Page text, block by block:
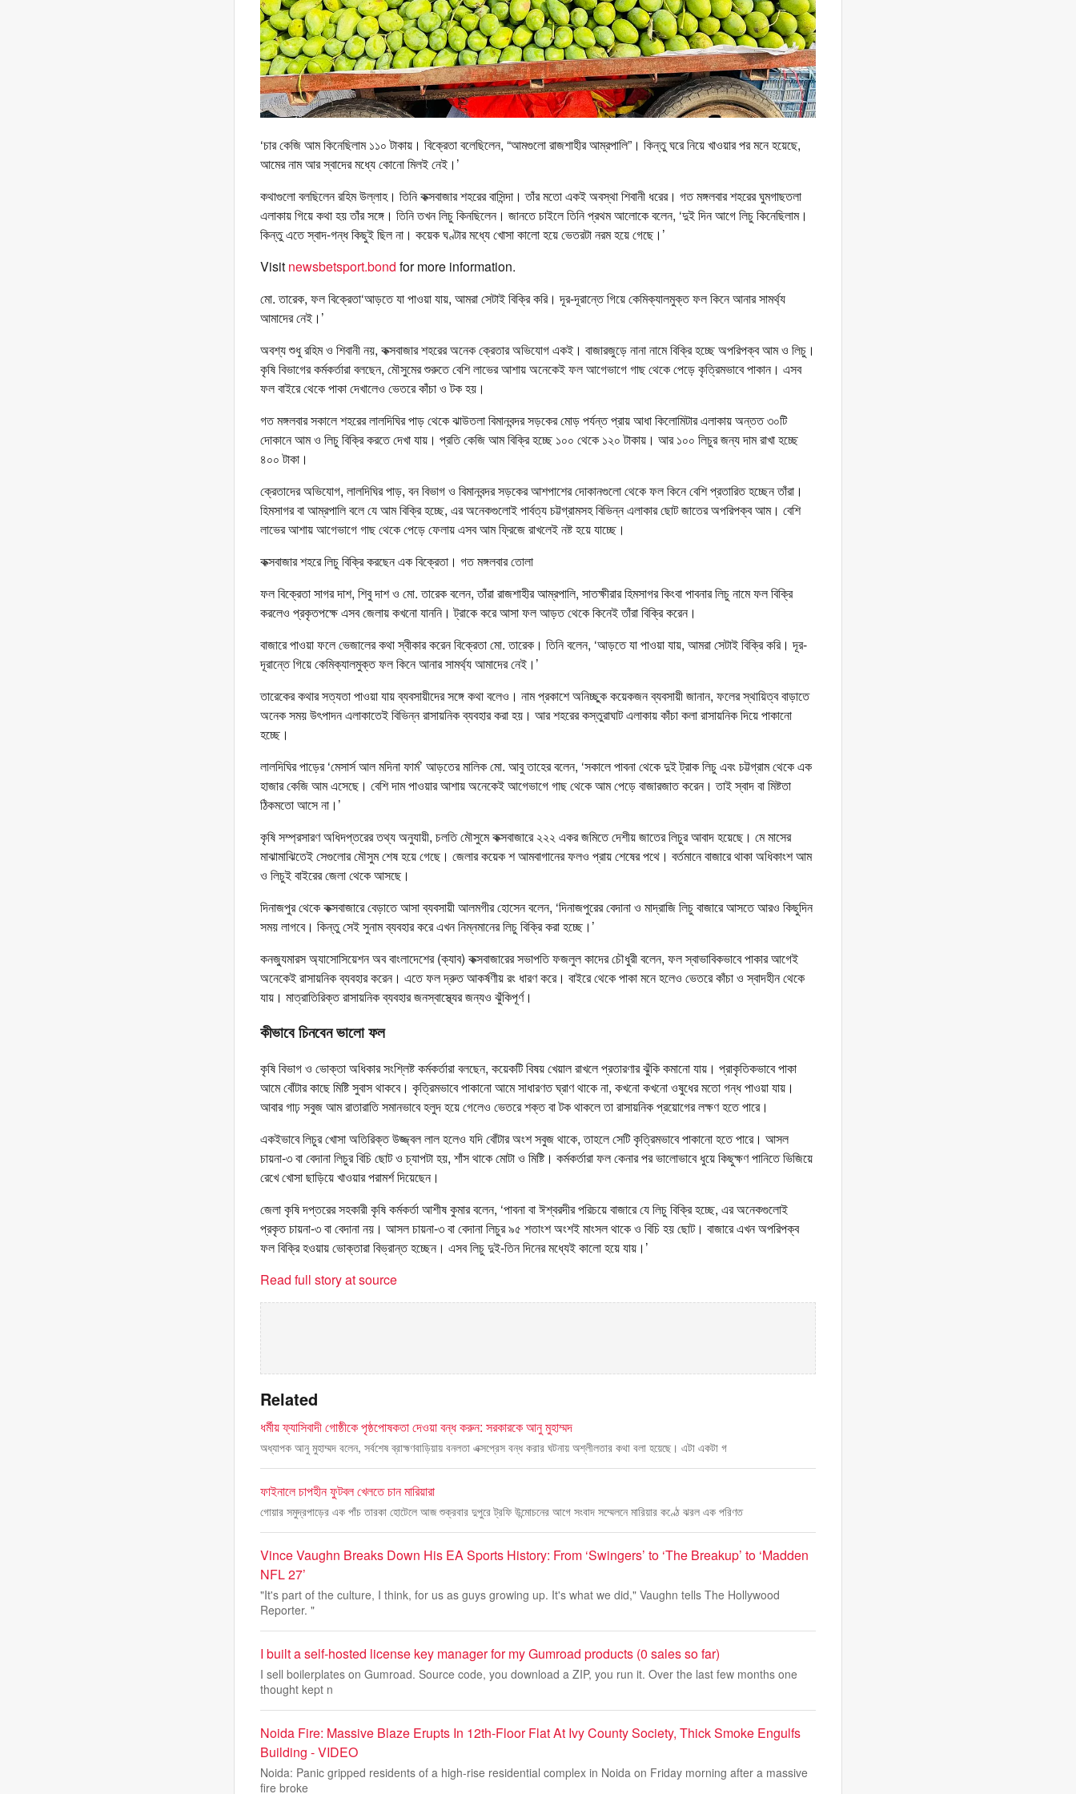
‘চার কেজি আম কিনেছিলাম ১১০ টাকায়। বিক্রেতা বলেছিলেন, “আমগুলো রাজশাহীর আম্রপালি”। কিন্তু ঘরে নিয়ে খাওয়ার পর মনে হয়েছে,
আমের নাম আর স্বাদের মধ্যে কোনো মিলই নেই।’
কথাগুলো বলছিলেন রহিম উল্লাহ। তিনি কক্সবাজার শহরের বাসিন্দা। তাঁর মতো একই অবস্থা শিবানী ধরের। গত মঙ্গলবার শহরের ঘুমগাছতলা
এলাকায় গিয়ে কথা হয় তাঁর সঙ্গে। তিনি তখন লিচু কিনছিলেন। জানতে চাইলে তিনি প্রথম আলোকে বলেন, ‘দুই দিন আগে লিচু কিনেছিলাম।
কিন্তু এতে স্বাদ-গন্ধ কিছুই ছিল না। কয়েক ঘণ্টার মধ্যে খোসা কালো হয়ে ভেতরটা নরম হয়ে গেছে।’
Visit newsbetsport.bond for more information.
মো. তারেক, ফল বিক্রেতা‘আড়তে যা পাওয়া যায়, আমরা সেটাই বিক্রি করি। দূর-দূরান্তে গিয়ে কেমিক্যালমুক্ত ফল কিনে আনার সামর্থ্য
আমাদের নেই।’
অবশ্য শুধু রহিম ও শিবানী নয়, কক্সবাজার শহরের অনেক ক্রেতার অভিযোগ একই। বাজারজুড়ে নানা নামে বিক্রি হচ্ছে অপরিপক্ব আম ও লিচু।
কৃষি বিভাগের কর্মকর্তারা বলছেন, মৌসুমের শুরুতে বেশি লাভের আশায় অনেকেই ফল আগেভাগে গাছ থেকে পেড়ে কৃত্রিমভাবে পাকান। এসব
ফল বাইরে থেকে পাকা দেখালেও ভেতরে কাঁচা ও টক হয়।
গত মঙ্গলবার সকালে শহরের লালদিঘির পাড় থেকে ঝাউতলা বিমানবন্দর সড়কের মোড় পর্যন্ত প্রায় আধা কিলোমিটার এলাকায় অন্তত ৩০টি
দোকানে আম ও লিচু বিক্রি করতে দেখা যায়। প্রতি কেজি আম বিক্রি হচ্ছে ১০০ থেকে ১২০ টাকায়। আর ১০০ লিচুর জন্য দাম রাখা হচ্ছে
৪০০ টাকা।
ক্রেতাদের অভিযোগ, লালদিঘির পাড়, বন বিভাগ ও বিমানবন্দর সড়কের আশপাশের দোকানগুলো থেকে ফল কিনে বেশি প্রতারিত হচ্ছেন তাঁরা।
হিমসাগর বা আম্রপালি বলে যে আম বিক্রি হচ্ছে, এর অনেকগুলোই পার্বত্য চট্টগ্রামসহ বিভিন্ন এলাকার ছোট জাতের অপরিপক্ব আম। বেশি
লাভের আশায় আগেভাগে গাছ থেকে পেড়ে ফেলায় এসব আম ফ্রিজে রাখলেই নষ্ট হয়ে যাচ্ছে।
কক্সবাজার শহরে লিচু বিক্রি করছেন এক বিক্রেতা। গত মঙ্গলবার তোলা
ফল বিক্রেতা সাগর দাশ, শিবু দাশ ও মো. তারেক বলেন, তাঁরা রাজশাহীর আম্রপালি, সাতক্ষীরার হিমসাগর কিংবা পাবনার লিচু নামে ফল বিক্রি
করলেও প্রকৃতপক্ষে এসব জেলায় কখনো যাননি। ট্রাকে করে আসা ফল আড়ত থেকে কিনেই তাঁরা বিক্রি করেন।
বাজারে পাওয়া ফলে ভেজালের কথা স্বীকার করেন বিক্রেতা মো. তারেক। তিনি বলেন, ‘আড়তে যা পাওয়া যায়, আমরা সেটাই বিক্রি করি। দূর-
দূরান্তে গিয়ে কেমিক্যালমুক্ত ফল কিনে আনার সামর্থ্য আমাদের নেই।’
তারেকের কথার সত্যতা পাওয়া যায় ব্যবসায়ীদের সঙ্গে কথা বলেও। নাম প্রকাশে অনিচ্ছুক কয়েকজন ব্যবসায়ী জানান, ফলের স্থায়িত্ব বাড়াতে
অনেক সময় উৎপাদন এলাকাতেই বিভিন্ন রাসায়নিক ব্যবহার করা হয়। আর শহরের কস্তুরাঘাট এলাকায় কাঁচা কলা রাসায়নিক দিয়ে পাকানো
হচ্ছে।
লালদিঘির পাড়ের ‘মেসার্স আল মদিনা ফার্ম’ আড়তের মালিক মো. আবু তাহের বলেন, ‘সকালে পাবনা থেকে দুই ট্রাক লিচু এবং চট্টগ্রাম থেকে এক
হাজার কেজি আম এসেছে। বেশি দাম পাওয়ার আশায় অনেকেই আগেভাগে গাছ থেকে আম পেড়ে বাজারজাত করেন। তাই স্বাদ বা মিষ্টতা
ঠিকমতো আসে না।’
কৃষি সম্প্রসারণ অধিদপ্তরের তথ্য অনুযায়ী, চলতি মৌসুমে কক্সবাজারে ২২২ একর জমিতে দেশীয় জাতের লিচুর আবাদ হয়েছে। মে মাসের
মাঝামাঝিতেই সেগুলোর মৌসুম শেষ হয়ে গেছে। জেলার কয়েক শ আমবাগানের ফলও প্রায় শেষের পথে। বর্তমানে বাজারে থাকা অধিকাংশ আম
ও লিচুই বাইরের জেলা থেকে আসছে।
দিনাজপুর থেকে কক্সবাজারে বেড়াতে আসা ব্যবসায়ী আলমগীর হোসেন বলেন, ‘দিনাজপুরের বেদানা ও মাদ্রাজি লিচু বাজারে আসতে আরও কিছুদিন
সময় লাগবে। কিন্তু সেই সুনাম ব্যবহার করে এখন নিম্নমানের লিচু বিক্রি করা হচ্ছে।’
কনজ্যুমারস অ্যাসোসিয়েশন অব বাংলাদেশের (ক্যাব) কক্সবাজারের সভাপতি ফজলুল কাদের চৌধুরী বলেন, ফল স্বাভাবিকভাবে পাকার আগেই
অনেকেই রাসায়নিক ব্যবহার করেন। এতে ফল দ্রুত আকর্ষণীয় রং ধারণ করে। বাইরে থেকে পাকা মনে হলেও ভেতরে কাঁচা ও স্বাদহীন থেকে
যায়। মাত্রাতিরিক্ত রাসায়নিক ব্যবহার জনস্বাস্থ্যের জন্যও ঝুঁকিপূর্ণ।
কীভাবে চিনবেন ভালো ফল
কৃষি বিভাগ ও ভোক্তা অধিকার সংশ্লিষ্ট কর্মকর্তারা বলছেন, কয়েকটি বিষয় খেয়াল রাখলে প্রতারণার ঝুঁকি কমানো যায়। প্রাকৃতিকভাবে পাকা
আমে বোঁটার কাছে মিষ্টি সুবাস থাকবে। কৃত্রিমভাবে পাকানো আমে সাধারণত ঘ্রাণ থাকে না, কখনো কখনো ওষুধের মতো গন্ধ পাওয়া যায়।
আবার গাঢ় সবুজ আম রাতারাতি সমানভাবে হলুদ হয়ে গেলেও ভেতরে শক্ত বা টক থাকলে তা রাসায়নিক প্রয়োগের লক্ষণ হতে পারে।
একইভাবে লিচুর খোসা অতিরিক্ত উজ্জ্বল লাল হলেও যদি বোঁটার অংশ সবুজ থাকে, তাহলে সেটি কৃত্রিমভাবে পাকানো হতে পারে। আসল
চায়না-৩ বা বেদানা লিচুর বিচি ছোট ও চ্যাপটা হয়, শাঁস থাকে মোটা ও মিষ্টি। কর্মকর্তারা ফল কেনার পর ভালোভাবে ধুয়ে কিছুক্ষণ পানিতে ভিজিয়ে
রেখে খোসা ছাড়িয়ে খাওয়ার পরামর্শ দিয়েছেন।
জেলা কৃষি দপ্তরের সহকারী কৃষি কর্মকর্তা আশীষ কুমার বলেন, ‘পাবনা বা ঈশ্বরদীর পরিচয়ে বাজারে যে লিচু বিক্রি হচ্ছে, এর অনেকগুলোই
প্রকৃত চায়না-৩ বা বেদানা নয়। আসল চায়না-৩ বা বেদানা লিচুর ৯৫ শতাংশ অংশই মাংসল থাকে ও বিচি হয় ছোট। বাজারে এখন অপরিপক্ব
ফল বিক্রি হওয়ায় ভোক্তারা বিভ্রান্ত হচ্ছেন। এসব লিচু দুই-তিন দিনের মধ্যেই কালো হয়ে যায়।’
Read full story at source
Related
ধর্মীয় ফ্যাসিবাদী গোষ্ঠীকে পৃষ্ঠপোষকতা দেওয়া বন্ধ করুন: সরকারকে আনু মুহাম্মদ
অধ্যাপক আনু মুহাম্মদ বলেন, সর্বশেষ ব্রাহ্মণবাড়িয়ায় বনলতা এক্সপ্রেস বন্ধ করার ঘটনায় অশ্লীলতার কথা বলা হয়েছে। এটা একটা গ
ফাইনালে চাপহীন ফুটবল খেলতে চান মারিয়ারা
গোয়ার সমুদ্রপাড়ের এক পাঁচ তারকা হোটেলে আজ শুক্রবার দুপুরে ট্রফি উন্মোচনের আগে সংবাদ সম্মেলনে মারিয়ার কণ্ঠে ঝরল এক পরিণত
Vince Vaughn Breaks Down His EA Sports History: From ‘Swingers’ to ‘The Breakup’ to ‘Madden
NFL 27’
"It's part of the culture, I think, for us as guys growing up. It's what we did," Vaughn tells The Hollywood
Reporter. "
I built a self-hosted license key manager for my Gumroad products (0 sales so far)
I sell boilerplates on Gumroad. Source code, you download a ZIP, you run it. Over the last few months one
thought kept n
Noida Fire: Massive Blaze Erupts In 12th-Floor Flat At Ivy County Society, Thick Smoke Engulfs
Building - VIDEO
Noida: Panic gripped residents of a high-rise residential complex in Noida on Friday morning after a massive
fire broke